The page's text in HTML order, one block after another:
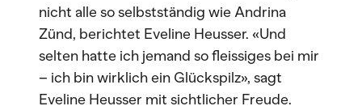
nicht alle so selbstständig wie Andrina
Zünd, berichtet Eveline Heusser. «Und
selten hatte ich jemand so fleissiges bei mir
– ich bin wirklich ein Glückspilz», sagt
Eveline Heusser mit sichtlicher Freude.